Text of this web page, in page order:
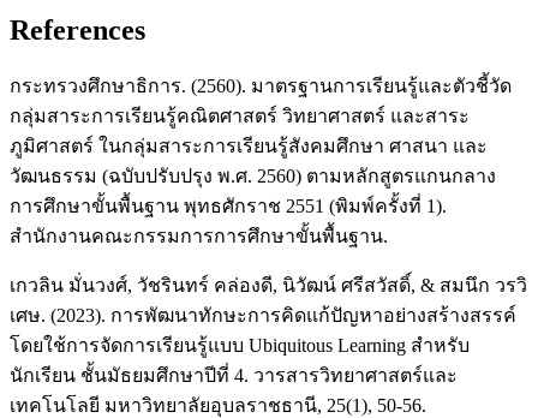
References
กระทรวงศึกษาธิการ. (2560). มาตรฐานการเรียนรู้และตัวชี้วัด
กลุ่มสาระการเรียนรู้คณิตศาสตร์ วิทยาศาสตร์ และสาระ
ภูมิศาสตร์ ในกลุ่มสาระการเรียนรู้สังคมศึกษา ศาสนา และ
วัฒนธรรม (ฉบับปรับปรุง พ.ศ. 2560) ตามหลักสูตรแกนกลาง
การศึกษาขั้นพื้นฐาน พุทธศักราช 2551 (พิมพ์ครั้งที่ 1).
สำนักงานคณะกรรมการการศึกษาขั้นพื้นฐาน.
เกวลิน มั่นวงศ์, วัชรินทร์ คล่องดี, นิวัฒน์ ศรีสวัสดิ์, & สมนึก วรวิ
เศษ. (2023). การพัฒนาทักษะการคิดแก้ปัญหาอย่างสร้างสรรค์
โดยใช้การจัดการเรียนรู้แบบ Ubiquitous Learning สำหรับ
นักเรียน ชั้นมัธยมศึกษาปีที่ 4. วารสารวิทยาศาสตร์และ
เทคโนโลยี มหาวิทยาลัยอุบลราชธานี, 25(1), 50-56.